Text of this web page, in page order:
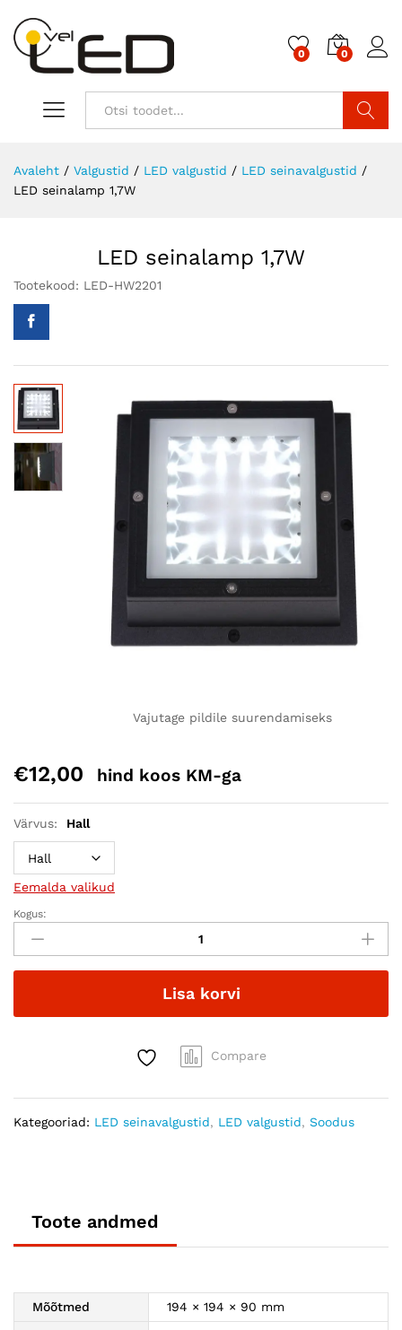
0 0
Avaleht / Valgustid / LED valgustid / LED seinavalgustid /
LED seinalamp 1,7W
LED seinalamp 1,7W
Tootekood: LED-HW2201
Vajutage pildile suurendamiseks
€12,00 hind koos KM-ga
Värvus: Hall
Eemalda valikud
LED
seinalamp
1,7W
quantity
Kogus:
Lisa korvi
Compare
Kategooriad: LED seinavalgustid, LED valgustid, Soodus
Toote andmed
Mõõtmed 194 × 194 × 90 mm